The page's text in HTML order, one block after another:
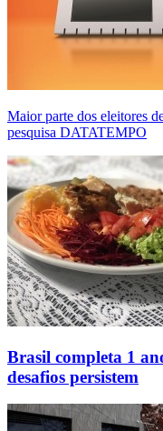
Maior parte dos eleitores
pesquisa DATATEMPO
Brasil completa 1
desafios persistem